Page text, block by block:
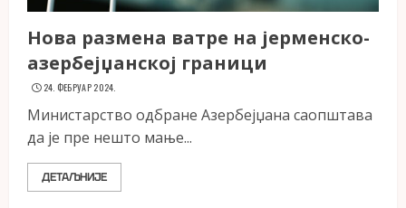
Нова размена ватре на јерменско-
азербејџанској граници
24. ФЕБРУАР 2024.
Министарство одбране Азербејџана саопштава
да је пре нешто мање...
ДЕТАЉНИЈЕ